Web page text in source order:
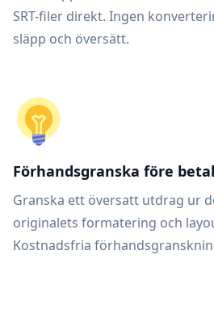
SRT-filer direkt. Ingen
släpp och översätt.
Förhandsgranska före
Granska ett översatt utdrag ur
originalets formatering och
Kostnadsfria